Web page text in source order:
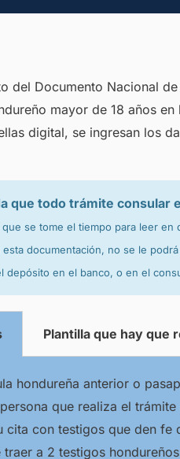
del Documento Nacional
mayor de 18 años
digital, se ingresan los
que todo trámite consular
que se tome el tiempo para leer
documentación, no se le
depósito en el banco, o en el
Plantilla que hay que
hondureña anterior o
que realiza el
cita con testigos que den fe
traer a 2 testigos